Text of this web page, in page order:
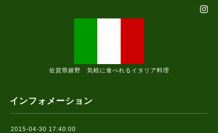
佐賀県嬉野 気軽に食べれるイタリア料理
インフォメーション
2015-04-30 17:40:00